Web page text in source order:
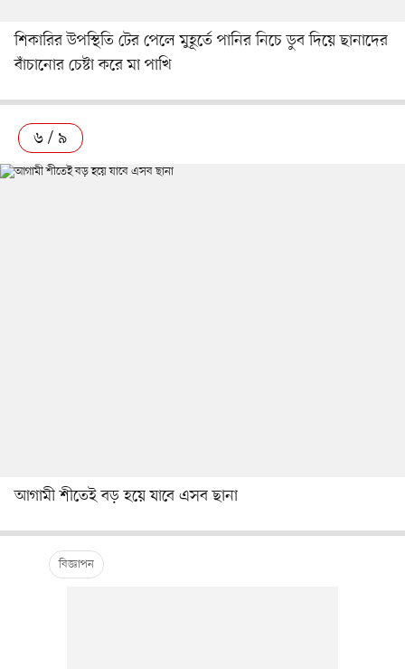
শিকারির উপস্থিতি টের পেলে মুহূর্তে পানির নিচে ডুব দিয়ে ছানাদের
বাঁচানোর চেষ্টা করে মা পাখি
৬ / ৯
আগামী শীতেই বড় হয়ে যাবে এসব ছানা